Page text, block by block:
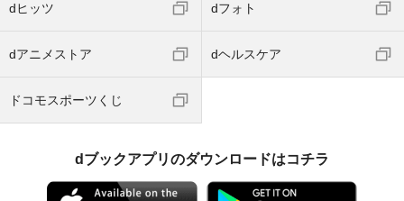
dヒッツ dフォト
dアニメストア dヘルスケア
ドコモスポーツくじ
dブックアプリのダウンロードはコチラ